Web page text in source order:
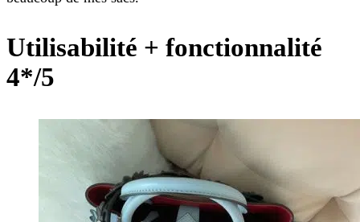
Utilisabilité + fonctionnalité
4*/5